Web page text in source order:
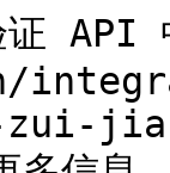
API
zui-